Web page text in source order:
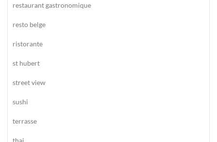
restaurant gastronomique
resto belge
ristorante
st hubert
street view
sushi
terrasse
thai